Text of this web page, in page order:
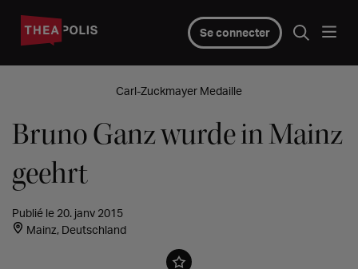
Se connecter
Carl-Zuckmayer Medaille
Bruno Ganz wurde in Mainz
geehrt
Publié le 20. janv 2015
Mainz, Deutschland